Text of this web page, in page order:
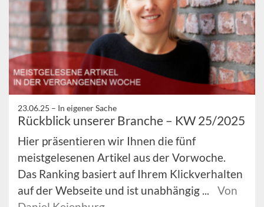
23.06.25 – In eigener Sache
Rückblick unserer Branche – KW 25/2025
Hier präsentieren wir Ihnen die fünf
meistgelesenen Artikel aus der Vorwoche.
Das Ranking basiert auf Ihrem Klickverhalten
auf der Webseite und ist unabhängig ...
Von